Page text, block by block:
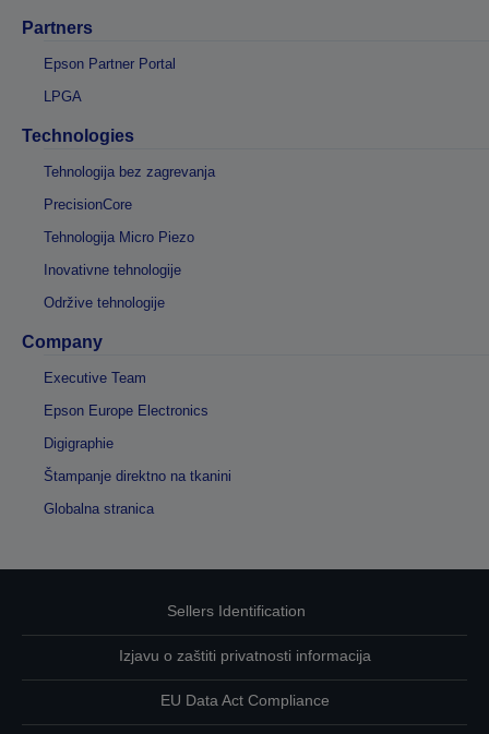
Partners
Epson Partner Portal
LPGA
Technologies
Tehnologija bez zagrevanja
PrecisionCore
Tehnologija Micro Piezo
Inovativne tehnologije
Održive tehnologije
Company
Executive Team
Epson Europe Electronics
Digigraphie
Štampanje direktno na tkanini
Globalna stranica
Sellers Identification
Izjavu o zaštiti privatnosti informacija
EU Data Act Compliance